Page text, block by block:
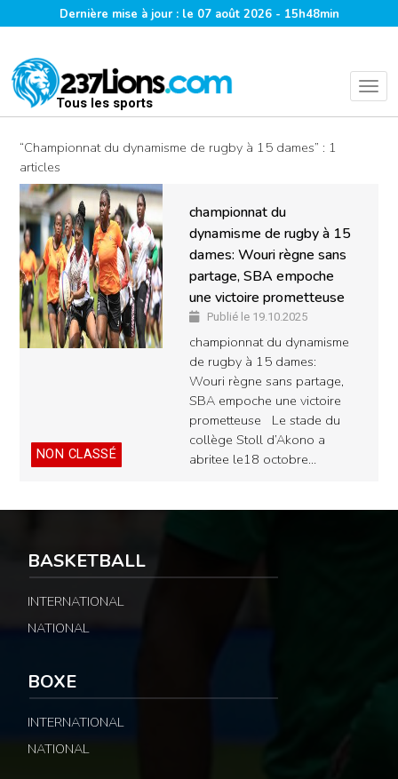
Dernière mise à jour : le 07 août 2026 - 15h48min
Tous les sports
“Championnat du dynamisme de rugby à 15 dames” : 1
articles
NON CLASSÉ
championnat du
dynamisme de rugby à 15
dames: Wouri règne sans
partage, SBA empoche
une victoire prometteuse
Publié le 19.10.2025
championnat du dynamisme
de rugby à 15 dames:
Wouri règne sans partage,
SBA empoche une victoire
prometteuse Le stade du
collège Stoll d’Akono a
abritee le18 octobre…
BASKETBALL
INTERNATIONAL
NATIONAL
BOXE
INTERNATIONAL
NATIONAL